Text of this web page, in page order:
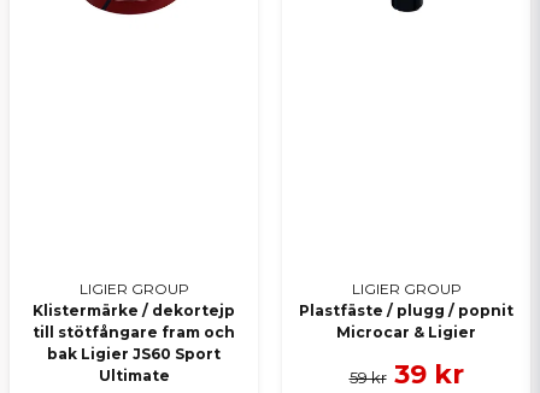
LIGIER GROUP
Klistermärke / dekortejp
till stötfångare fram och
bak Ligier JS60 Sport
Ultimate
LIGIER GROUP
Plastfäste / plugg / popnit
Microcar & Ligier
59 kr 39 kr